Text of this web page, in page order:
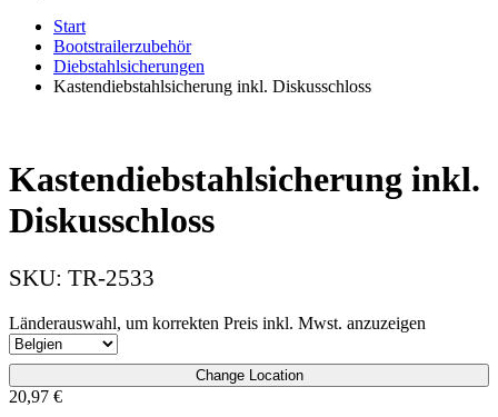
Start
Bootstrailerzubehör
Diebstahlsicherungen
Kastendiebstahlsicherung inkl. Diskusschloss
Kastendiebstahlsicherung inkl.
Diskusschloss
SKU: TR-2533
Länderauswahl, um korrekten Preis inkl. Mwst. anzuzeigen
Change Location
20,97 €